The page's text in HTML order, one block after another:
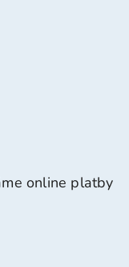
online platby